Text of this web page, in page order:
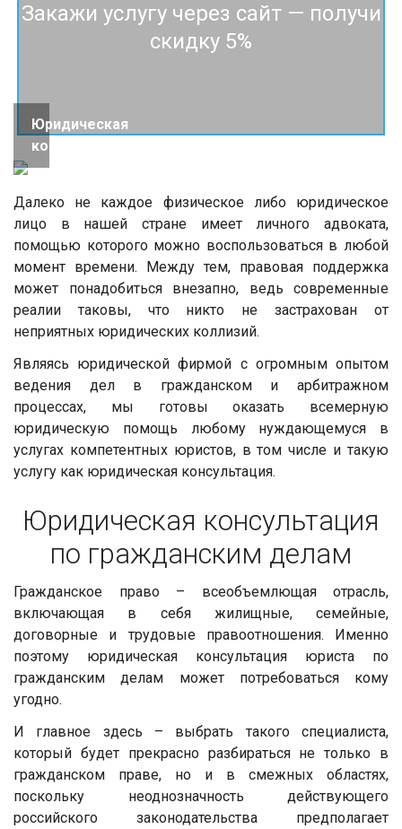
Закажи услугу через сайт — получи
скидку 5%
Юридическая
консультация
Далеко не каждое физическое либо юридическое
лицо в нашей стране имеет личного адвоката,
помощью которого можно воспользоваться в любой
момент времени. Между тем, правовая поддержка
может понадобиться внезапно, ведь современные
реалии таковы, что никто не застрахован от
неприятных юридических коллизий.
Являясь юридической фирмой с огромным опытом
ведения дел в гражданском и арбитражном
процессах, мы готовы оказать всемерную
юридическую помощь любому нуждающемуся в
услугах компетентных юристов, в том числе и такую
услугу как юридическая консультация.
Юридическая консультация
по гражданским делам
Гражданское право – всеобъемлющая отрасль,
включающая в себя жилищные, семейные,
договорные и трудовые правоотношения. Именно
поэтому юридическая консультация юриста по
гражданским делам может потребоваться кому
угодно.
И главное здесь – выбрать такого специалиста,
который будет прекрасно разбираться не только в
гражданском праве, но и в смежных областях,
поскольку неоднозначность действующего
российского законодательства предполагает